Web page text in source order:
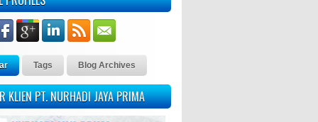
Tags Blog Archives
KLIEN PT. NURHADI JAYA PRIMA